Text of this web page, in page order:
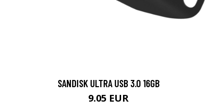
SANDISK ULTRA USB 3.0 16GB
9.05 EUR